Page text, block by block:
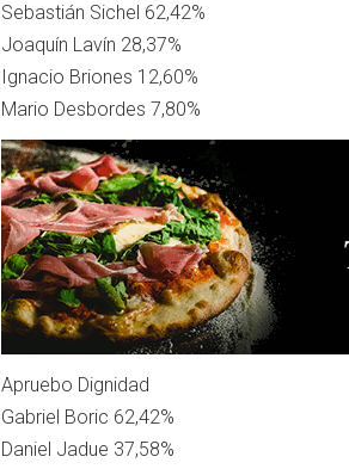
Sebastián Sichel 62,42%
Joaquín Lavín 28,37%
Ignacio Briones 12,60%
Mario Desbordes 7,80%
Apruebo Dignidad
Gabriel Boric 62,42%
Daniel Jadue 37,58%